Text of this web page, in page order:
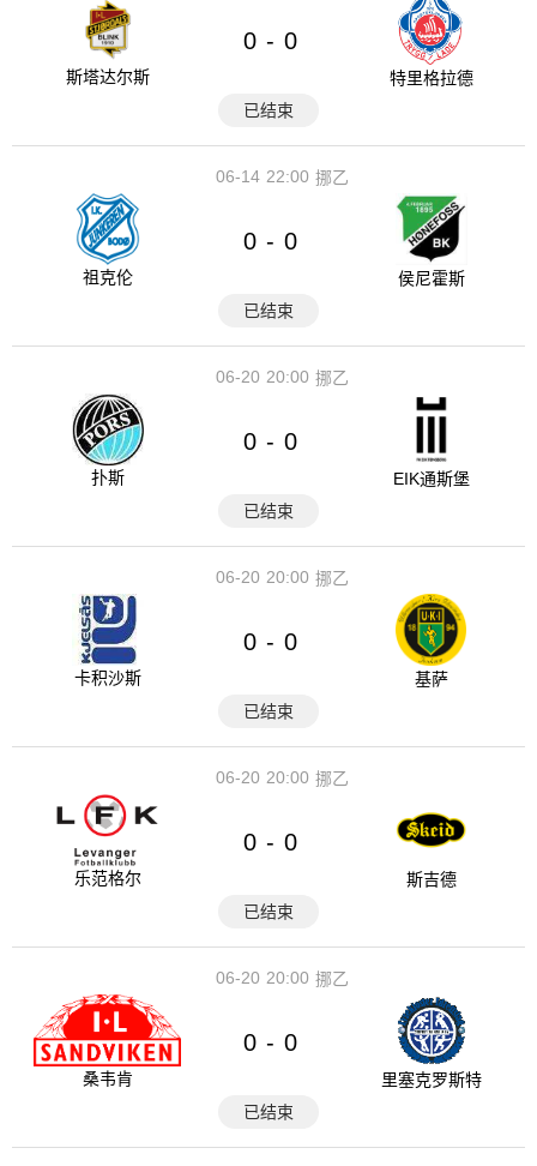
斯塔达尔斯
0 - 0
特里格拉德
已结束
22:00
06-14 挪乙
祖克伦
0 - 0
侯尼霍斯
已结束
20:00
06-20 挪乙
扑斯
0 - 0
EIK通斯堡
已结束
20:00
06-20 挪乙
卡积沙斯
0 - 0
基萨
已结束
20:00
06-20 挪乙
乐范格尔
0 - 0
斯吉德
已结束
20:00
06-20 挪乙
桑韦肯
0 - 0
里塞克罗斯特
已结束